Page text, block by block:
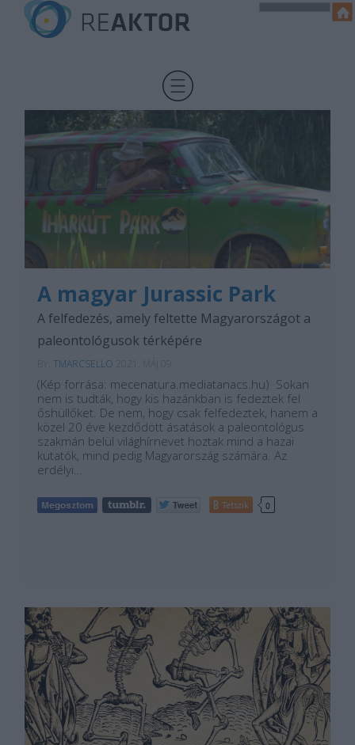
A magyar Jurassic Park
A felfedezés, amely feltette Magyarországot a
paleontológusok térképére
TMARCSELLO
(Kép forrása: mecenatura.mediatanacs.hu) Sokan
nem is tudták, hogy kis hazánkban is fedeztek fel
őshüllőket. De nem, hogy csak felfedeztek, hanem a
közel 20 éve kezdődött ásatások a paleontológus
szakmán belül világhírnevet hoztak mind a hazai
kutatók, mind pedig Magyarország számára. Az
erdélyi…
Tetszik 0